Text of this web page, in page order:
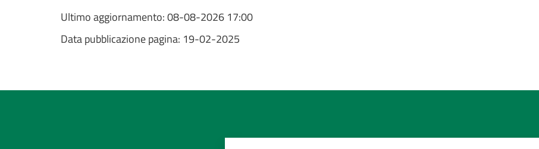
Ultimo aggiornamento:08-08-2026 17:00
Data pubblicazione pagina: 19-02-2025